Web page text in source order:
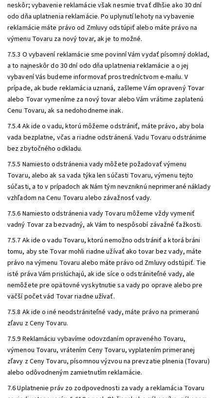
neskôr; vybavenie reklamácie však nesmie trvať dlhšie ako 30 dní
odo dňa uplatnenia reklamácie. Po uplynutí lehoty na vybavenie
reklamácie máte právo od Zmluvy odstúpiť alebo máte právo na
výmenu Tovaru za nový tovar, ak je to možné.
7.5.3 O vybavení reklamácie sme povinní Vám vydať písomný doklad,
a to najneskôr do 30 dní odo dňa uplatnenia reklamácie a o jej
vybavení Vás budeme informovať prostredníctvom e-mailu. V
prípade, ak bude reklamácia uznaná, zašleme Vám opravený Tovar
alebo Tovar vymeníme za nový tovar alebo Vám vrátime zaplatenú
Cenu Tovaru, ak sa nedohodneme inak.
7.5.4 Ak ide o vadu, ktorú môžeme odstrániť, máte právo, aby bola
vada bezplatne, včas a riadne odstránená. Vadu Tovaru odstránime
bez zbytočného odkladu.
7.5.5 Namiesto odstránenia vady môžete požadovať výmenu
Tovaru, alebo ak sa vada týka len súčasti Tovaru, výmenu tejto
súčasti, a to v prípadoch ak Nám tým nevzniknú neprimerané náklady
vzhľadom na Cenu Tovaru alebo závažnosť vady.
7.5.6 Namiesto odstránenia vady Tovaru môžeme vždy vymeniť
vadný Tovar za bezvadný, ak Vám to nespôsobí závažné ťažkosti.
7.5.7 Ak ide o vadu Tovaru, ktorú nemožno odstrániť a ktorá bráni
tomu, aby ste Tovar mohli riadne užívať ako tovar bez vady, máte
právo na výmenu Tovaru alebo máte právo od Zmluvy odstúpiť. Tie
isté práva Vám prislúchajú, ak ide síce o odstrániteľné vady, ale
nemôžete pre opätovné vyskytnutie sa vady po oprave alebo pre
väčší počet vád Tovar riadne užívať.
7.5.8 Ak ide o iné neodstrániteľné vady, máte právo na primeranú
zľavu z Ceny Tovaru.
7.5.9 Reklamáciu vybavíme odovzdaním opraveného Tovaru,
výmenou Tovaru, vrátením Ceny Tovaru, vyplatením primeranej
zľavy z Ceny Tovaru, písomnou výzvou na prevzatie plnenia (Tovaru)
alebo odôvodneným zamietnutím reklamácie.
7.6 Uplatnenie práv zo zodpovednosti za vady a reklamácia Tovaru